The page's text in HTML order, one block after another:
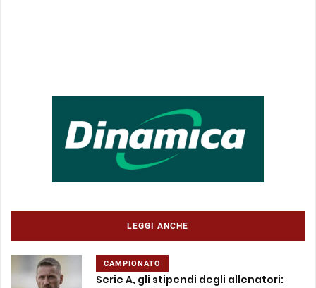
LEGGI ANCHE
CAMPIONATO
Serie A, gli stipendi degli allenatori: